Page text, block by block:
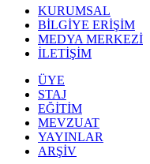
KURUMSAL
BİLGİYE ERİŞİM
MEDYA MERKEZİ
İLETİŞİM
ÜYE
STAJ
EĞİTİM
MEVZUAT
YAYINLAR
ARŞİV